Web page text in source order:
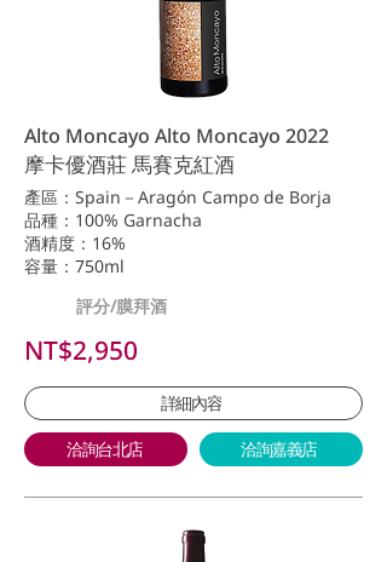
Alto Moncayo Alto Moncayo 2022
摩卡優酒莊 馬賽克紅酒
產區：Spain－Aragón Campo de Borja
品種：100% Garnacha
酒精度：16%
容量：750ml
評分/膜拜酒
NT$2,950
詳細內容
洽詢台北店 洽詢嘉義店